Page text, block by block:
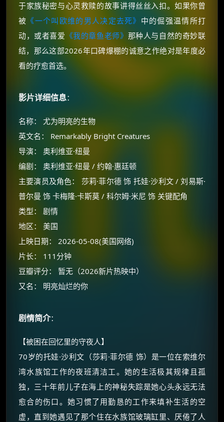
于家族秘密与心灵救赎的故事讲得丝丝入扣。如果你曾
被 《一个叫欧维的男人决定去死》 中的倔强温情所打
动，或者喜爱 《我的章鱼老师》 那种人与自然的奇妙联
结，那么这部2026年口碑爆棚的诚意之作绝对是年度必
看的疗愈首选。
影片详细信息：
名称： 尤为明亮的生物
英文名： Remarkably Bright Creatures
导演： 奥利维亚·纽曼
编剧： 奥利维亚·纽曼 / 约翰·惠廷顿
主要演员及角色： 莎莉·菲尔德 饰 托娃·沙利文 / 刘易斯·
普尔曼 饰 卡梅隆·卡斯莫 / 科尔姆·米尼 饰 关键配角
类型： 剧情
地区： 美国
上映日期： 2026-05-08(美国网络)
片长： 111分钟
豆瓣评分： 暂无（2026新片热映中）
又名： 明亮灿烂的你
剧情简介：
【被困在回忆里的守夜人】
70岁的托娃·沙利文（莎莉·菲尔德 饰）是一位在索维尔
湾水族馆工作的夜班清洁工。她的生活极其规律且孤
独，三十年前儿子在海上的神秘失踪是她心头永远无法
愈合的伤口。她习惯了用勤恳的工作来填补生活的空
虚，直到她遇见了那个住在水族馆玻璃缸里、厌倦了人
🧧 福利领取站 ×
☕
朋友们辛苦了 💦